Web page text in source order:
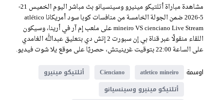
مشاهدة مباراة أتلتيكو مينيرو وسينسيانو بث مباشر اليوم الخميس 21-
5-2026 ضمن الجولة الخامسة من منافسات كوبا سود أمريكانا atlético
mineiro VS cienciano Live Stream على ملعب إم آر في أرينا، وسيكون
اللقاء منقولًا عبر قناة بي إن سبورت 2 إتش دي بتعليق عبدالله الغامدي
على الساعة 22:00 بتوقيت غرينيتش، حصريًا على موقع يلا شوت فيديو.
اوسمة
atletico mineiro
Cienciano
أتلتيكو مينيرو
أتلتيكو مينيرو وسينسيانو